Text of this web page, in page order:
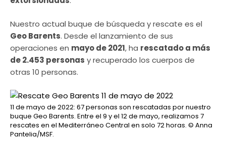
Nuestro actual buque de búsqueda y rescate es el
Geo Barents. Desde el lanzamiento de sus
operaciones en mayo de 2021, ha rescatado a más
de 2.453 personas y recuperado los cuerpos de
otras 10 personas.
11 de mayo de 2022: 67 personas son rescatadas por nuestro
buque Geo Barents. Entre el 9 y el 12 de mayo, realizamos 7
rescates en el Mediterráneo Central en solo 72 horas. © Anna
Pantelia/MSF.